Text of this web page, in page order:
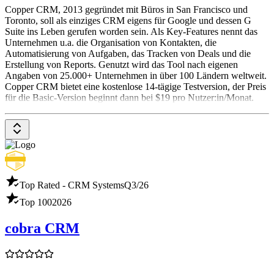
Copper CRM, 2013 gegründet mit Büros in San Francisco und
Toronto, soll als einziges CRM eigens für Google und dessen G
Suite ins Leben gerufen worden sein. Als Key-Features nennt das
Unternehmen u.a. die Organisation von Kontakten, die
Automatisierung von Aufgaben, das Tracken von Deals und die
Erstellung von Reports. Genutzt wird das Tool nach eigenen
Angaben von 25.000+ Unternehmen in über 100 Ländern weltweit.
Copper CRM bietet eine kostenlose 14-tägige Testversion, der Preis
für die Basic-Version beginnt dann bei $19 pro Nutzer:in/Monat.
Top Rated - CRM SystemsQ3/26
Top 1002026
cobra CRM